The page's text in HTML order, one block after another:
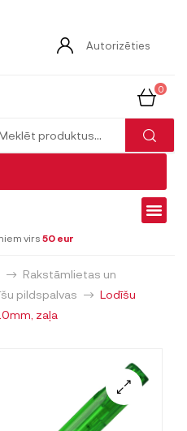
Autorizēties
0
virs 50 eur
Rakstāmlietas un
pildspalvas
Lodīšu
zaļa